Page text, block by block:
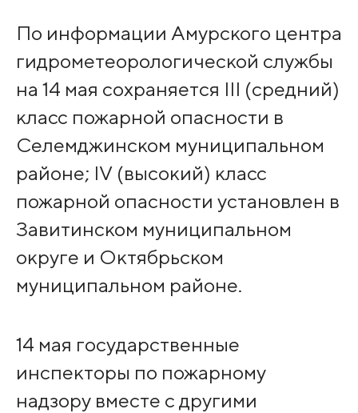
По информации Амурского центра
гидрометеорологической службы
на 14 мая сохраняется III (средний)
класс пожарной опасности в
Селемджинском муниципальном
районе; IV (высокий) класс
пожарной опасности установлен в
Завитинском муниципальном
округе и Октябрьском
муниципальном районе.
14 мая государственные
инспекторы по пожарному
надзору вместе с другими